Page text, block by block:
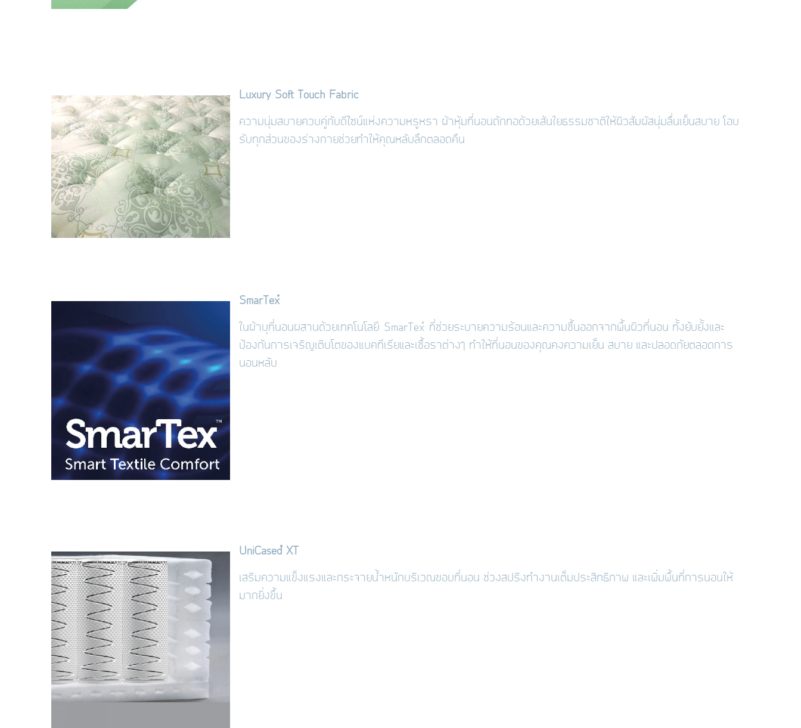
Luxury Soft Touch Fabric
ความนุ่มสบายควบคู่กับดีไซน์แห่งความหรูหรา ผ้าหุ้มที่นอนถักทอด้วยเส้นใยธรรมชาติให้ผิวสัมผัสนุ่มลื่นเย็นสบาย โอบ
รับทุกส่วนของร่างกายช่วยทำให้คุณหลับลึกตลอดคืน
SmarTex
ในผ้าบุที่นอนผสานด้วยเทคโนโลยี SmarTex ที่ช่วยระบายความร้อนและความชื้นออกจากพื้นผิวที่นอน ทั้งยับยั้งและ
ป้องกันการเจริญเติบโตของแบคทีเรียและเชื้อราต่างๆ ทำให้ที่นอนของคุณคงความเย็น สบาย และปลอดภัยตลอดการ
นอนหลับ
UniCased ™ XT
เสริมความแข็งแรงและกระจายน้ำหนักบริเวณขอบที่นอน ช่วงสปริงทำงานเต็มประสิทธิภาพ และเพิ่มพื้นที่การนอนให้
มากยิ่งขึ้น